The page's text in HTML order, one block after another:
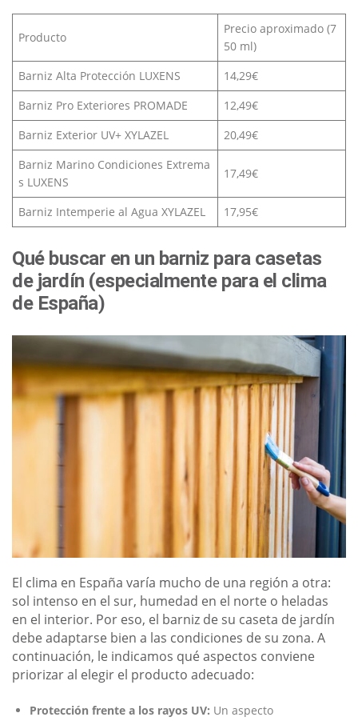
Producto
Precio aproximado (7
50 ml)
Barniz Alta Protección LUXENS
14,29€
Barniz Pro Exteriores PROMADE
12,49€
Barniz Exterior UV+ XYLAZEL
20,49€
Barniz Marino Condiciones Extrema
s LUXENS
17,49€
Barniz Intemperie al Agua XYLAZEL 17,95€
Qué buscar en un barniz para casetas
de jardín (especialmente para el clima
de España)
El clima en España varía mucho de una región a otra:
sol intenso en el sur, humedad en el norte o heladas
en el interior. Por eso, el barniz de su caseta de jardín
debe adaptarse bien a las condiciones de su zona. A
continuación, le indicamos qué aspectos conviene
priorizar al elegir el producto adecuado:
Protección frente a los rayos UV: Un aspecto